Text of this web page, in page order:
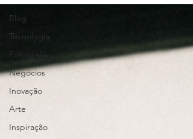
Blog
Tecnologia
Fotografia
Negócios
Inovação
Arte
Inspiração